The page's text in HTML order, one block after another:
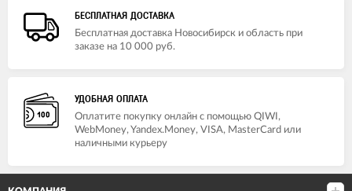
БЕСПЛАТНАЯ ДОСТАВКА
Бесплатная доставка Новосибирск и область при
заказе на 10 000 руб.
УДОБНАЯ ОПЛАТА
Оплатите покупку онлайн с помощью QIWI,
WebMoney, Yandex.Money, VISA, MasterCard или
наличными курьеру